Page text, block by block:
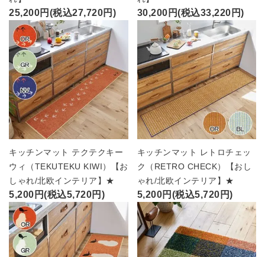
25,200円(税込27,720円) 30,200円(税込33,220円)
キッチンマット テクテクキー
ウィ（TEKUTEKU KIWI）【お
しゃれ/北欧インテリア】★
5,200円(税込5,720円)
キッチンマット レトロチェッ
ク（RETRO CHECK）【おし
ゃれ/北欧インテリア】★
5,200円(税込5,720円)